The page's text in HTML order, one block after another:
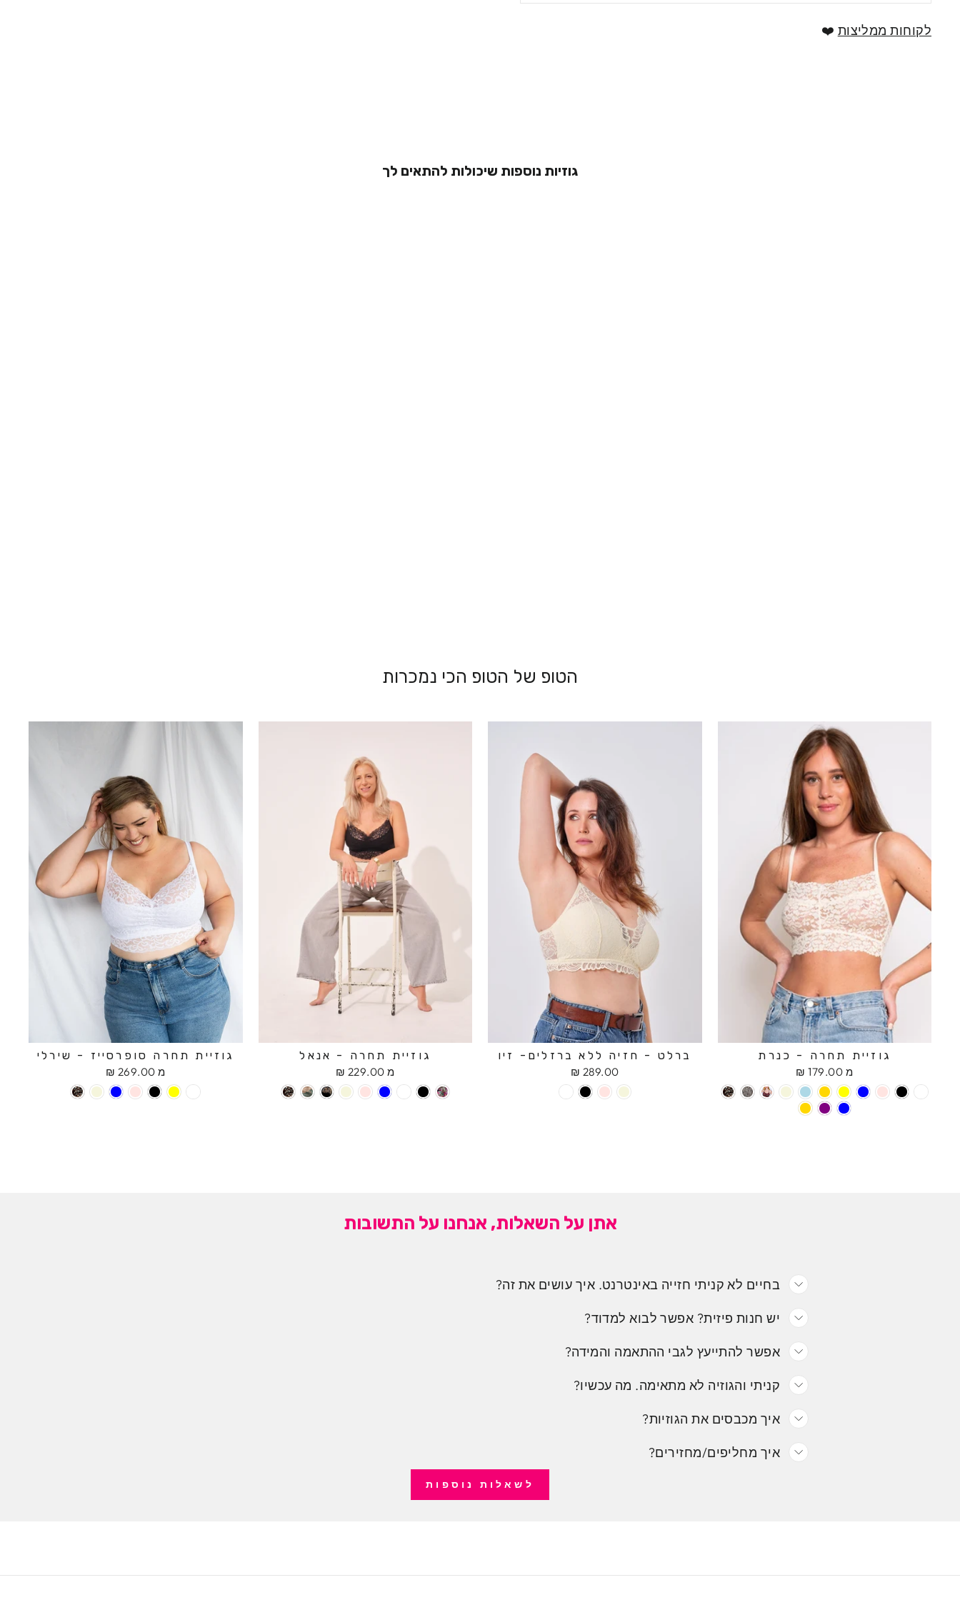
לקוחות ממליצות ❤️
גוזיות נוספות שיכולות להתאים לך
הטופ של הטופ הכי נמכרות
גוזיית תחרה סופרסייז - שירלי
מ 269.00 ₪
גוזיית תחרה - אנאל
מ 229.00 ₪
ברלט - חזיה ללא ברזלים- זיו
289.00 ₪
גוזיית תחרה - כנרת
מ 179.00 ₪
אתן על השאלות, אנחנו על התשובות
בחיים לא קניתי חזייה באינטרנט. איך עושים את זה?
יש חנות פיזית? אפשר לבוא למדוד?
אפשר להתייעץ לגבי ההתאמה והמידה?
קניתי והגוזיה לא מתאימה. מה עכשיו?
איך מכבסים את הגוזיות?
איך מחליפים/מחזירים?
לשאלות נוספות